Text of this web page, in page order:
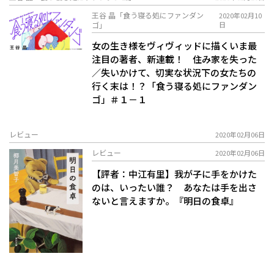
王谷 晶「食う寝る処にファンダン
ゴ」
2020年02月10
日
女の生き様をヴィヴィッドに描くいま最
注目の著者、新連載！ 住み家を失った
／失いかけて、切実な状況下の女たちの
行く末は！？「食う寝る処にファンダン
ゴ」＃１－１
レビュー 2020年02月06日
レビュー 2020年02月06日
【評者：中江有里】我が子に手をかけた
のは、いったい誰？ あなたは手を出さ
ないと言えますか。『明日の食卓』